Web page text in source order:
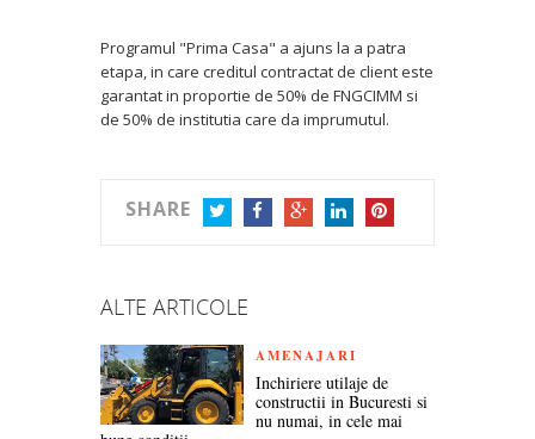
Programul "Prima Casa" a ajuns la a patra
etapa, in care creditul contractat de client este
garantat in proportie de 50% de FNGCIMM si
de 50% de institutia care da imprumutul.
SHARE
ALTE ARTICOLE
AMENAJARI
Inchiriere utilaje de
constructii in Bucuresti si
nu numai, in cele mai